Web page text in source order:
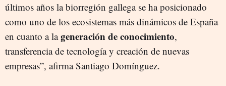
últimos años la biorregión gallega se ha posicionado
como uno de los ecosistemas más dinámicos de España
en cuanto a lageneración de conocimiento,
transferencia de tecnología y creación de nuevas
empresas”, afirma Santiago Domínguez.